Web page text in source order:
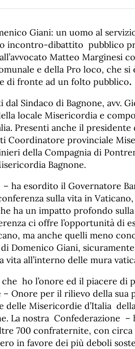
Giani: un uomo al
incontro-dibattito pubblico
Matteo Marginesi
e della Pro loco, che
di fronte ad un folto pubblico.
Sindaco di Bagnone, avv.
locale Misericordia e
Presenti anche il
Coordinatore provinciale
della Compagnia di
Bagnone.
– ha esordito il Governatore
sulla vita in
ha un impatto profondo
ci offre l’opportunità di
ma anche quelli meno
Domenico Giani,
vita all’interno delle mura
ho l’onore ed il piacere di
Onore per il rilievo della sua
delle Misericordie d’Italia
La nostra Confederazione –
700 confraternite, con circa
in favore dei più deboli